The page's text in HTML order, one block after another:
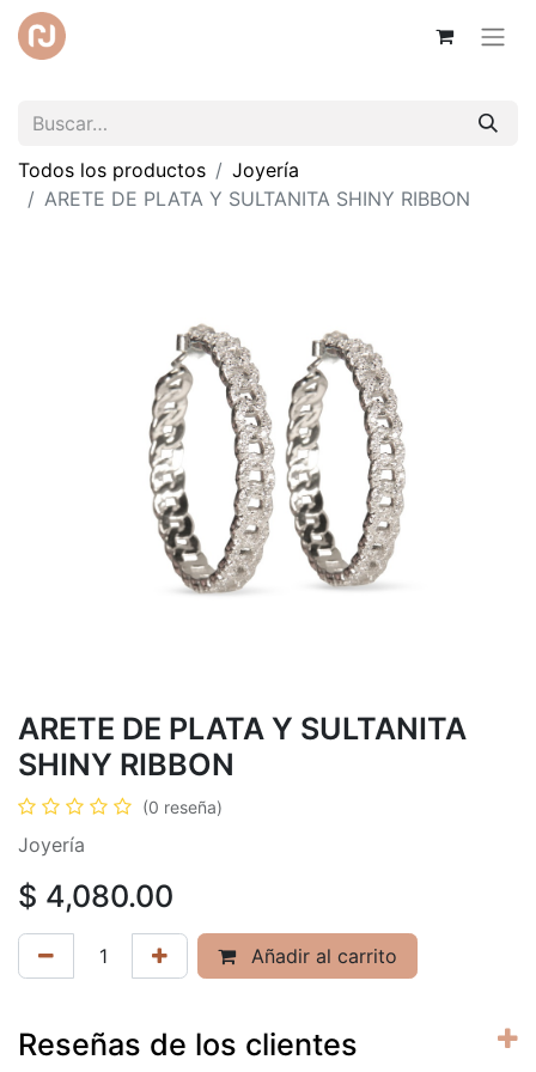
Todos los productos
Joyería
ARETE DE PLATA Y SULTANITA SHINY RIBBON
ARETE DE PLATA Y SULTANITA
SHINY RIBBON
(0 reseña)
Joyería
$ 4,080.00
Añadir al carrito
Reseñas de los clientes